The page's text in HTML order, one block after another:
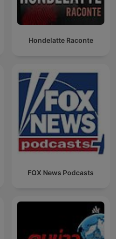
Hondelatte Raconte
FOX News Podcasts